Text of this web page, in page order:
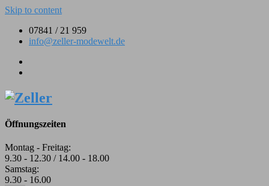
Skip to content
07841 / 21 959
info@zeller-modewelt.de
Öffnungszeiten
Montag - Freitag:
9.30 - 12.30 / 14.00 - 18.00
Samstag:
9.30 - 16.00